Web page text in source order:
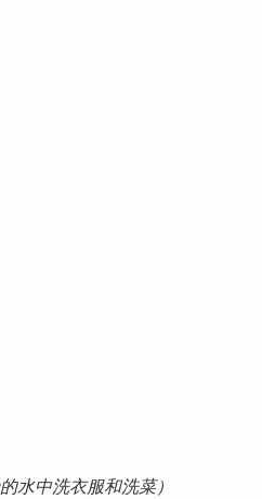
水中洗衣服和洗菜）